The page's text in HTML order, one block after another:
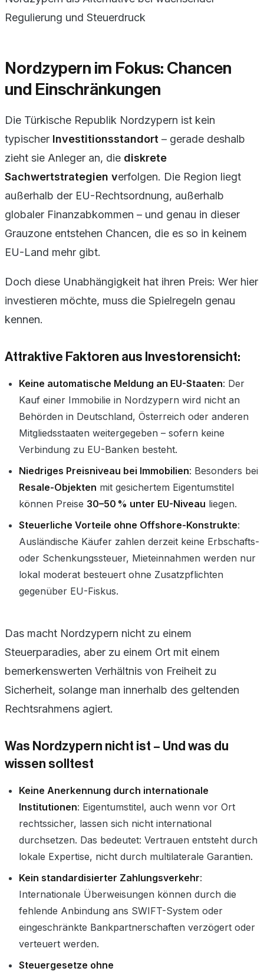
Nordzypern im Fokus: Chancen
und Einschränkungen
Die Türkische Republik Nordzypern ist kein
typischer Investitionsstandort – gerade deshalb
zieht sie Anleger an, die diskrete
Sachwertstrategien verfolgen. Die Region liegt
außerhalb der EU-Rechtsordnung, außerhalb
globaler Finanzabkommen – und genau in dieser
Grauzone entstehen Chancen, die es so in keinem
EU-Land mehr gibt.
Doch diese Unabhängigkeit hat ihren Preis: Wer hier
investieren möchte, muss die Spielregeln genau
kennen.
Attraktive Faktoren aus Investorensicht:
Keine automatische Meldung an EU-Staaten: Der
Kauf einer Immobilie in Nordzypern wird nicht an
Behörden in Deutschland, Österreich oder anderen
Mitgliedsstaaten weitergegeben – sofern keine
Verbindung zu EU-Banken besteht.
Niedriges Preisniveau bei Immobilien: Besonders bei
Resale-Objekten mit gesichertem Eigentumstitel
können Preise 30–50 % unter EU-Niveau liegen.
Steuerliche Vorteile ohne Offshore-Konstrukte:
Ausländische Käufer zahlen derzeit keine Erbschafts-
oder Schenkungssteuer, Mieteinnahmen werden nur
lokal moderat besteuert ohne Zusatzpflichten
gegenüber EU-Fiskus.
Das macht Nordzypern nicht zu einem
Steuerparadies, aber zu einem Ort mit einem
bemerkenswerten Verhältnis von Freiheit zu
Sicherheit, solange man innerhalb des geltenden
Rechtsrahmens agiert.
Was Nordzypern nicht ist – Und was du
wissen solltest
Keine Anerkennung durch internationale
Institutionen: Eigentumstitel, auch wenn vor Ort
rechtssicher, lassen sich nicht international
durchsetzen. Das bedeutet: Vertrauen entsteht durch
lokale Expertise, nicht durch multilaterale Garantien.
Kein standardisierter Zahlungsverkehr:
Internationale Überweisungen können durch die
fehlende Anbindung ans SWIFT-System oder
eingeschränkte Bankpartnerschaften verzögert oder
verteuert werden.
Steuergesetze ohne